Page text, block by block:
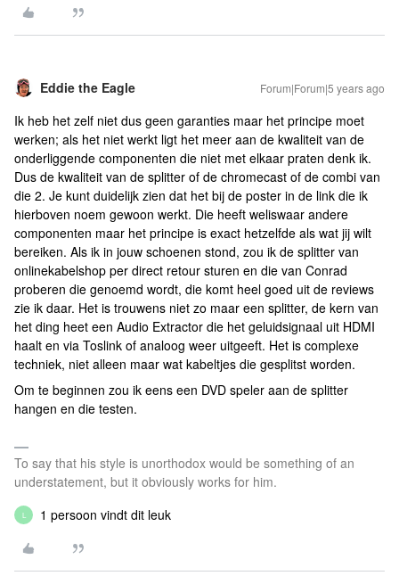
Eddie the Eagle Forum|Forum|5 years ago
Ik heb het zelf niet dus geen garanties maar het principe moet
werken; als het niet werkt ligt het meer aan de kwaliteit van de
onderliggende componenten die niet met elkaar praten denk ik.
Dus de kwaliteit van de splitter of de chromecast of de combi van
die 2. Je kunt duidelijk zien dat het bij de poster in de link die ik
hierboven noem gewoon werkt. Die heeft weliswaar andere
componenten maar het principe is exact hetzelfde als wat jij wilt
bereiken. Als ik in jouw schoenen stond, zou ik de splitter van
onlinekabelshop per direct retour sturen en die van Conrad
proberen die genoemd wordt, die komt heel goed uit de reviews
zie ik daar. Het is trouwens niet zo maar een splitter, de kern van
het ding heet een Audio Extractor die het geluidsignaal uit HDMI
haalt en via Toslink of analoog weer uitgeeft. Het is complexe
techniek, niet alleen maar wat kabeltjes die gesplitst worden.
Om te beginnen zou ik eens een DVD speler aan de splitter
hangen en die testen.
To say that his style is unorthodox would be something of an
understatement, but it obviously works for him.
L 1 persoon vindt dit leuk